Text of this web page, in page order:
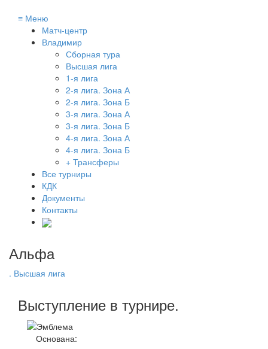
≡ Меню
Матч-центр
Владимир
Сборная тура
Высшая лига
1-я лига
2-я лига. Зона А
2-я лига. Зона Б
3-я лига. Зона А
3-я лига. Зона Б
4-я лига. Зона А
4-я лига. Зона Б
+ Трансферы
Все турниры
КДК
Документы
Контакты
Альфа
. Высшая лига
Выступление в турнире.
Основана: